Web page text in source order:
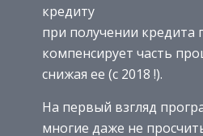
кредиту
при получении кредита
компенсирует часть
снижая ее (с 2018 !).
На первый взгляд
многие даже не